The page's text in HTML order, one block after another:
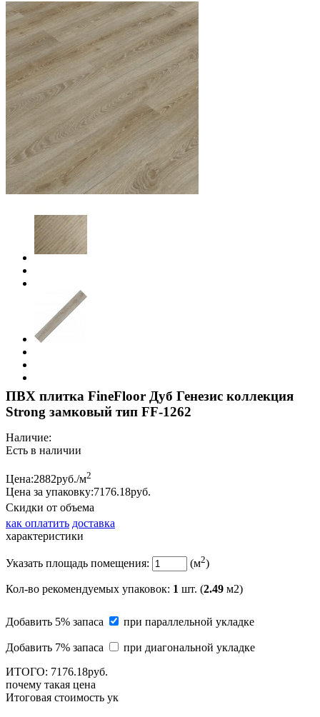
ПВХ плитка FineFloor Дуб Генезис коллекция
Strong замковый тип FF-1262
Наличие:
Есть в наличии
Цена:2882руб./м2
Цена за упаковку:7176.18руб.
Скидки от объема
как оплатить доставка
характеристики
Указать площадь помещения: (м2)
Кол-во рекомендуемых упаковок: 1 шт. (2.49 м2)
Добавить 5% запаса при параллельной укладке
Добавить 7% запаса
при диагональной укладке
ИТОГО: 7176.18руб.
почему такая цена
Итоговая стоимость ук